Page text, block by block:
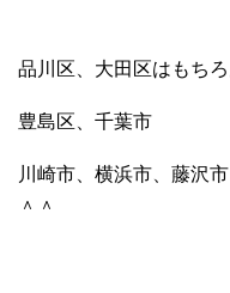
品川区、大田区はもち
豊島区、千葉市
川崎市、横浜市、藤沢
＾＾